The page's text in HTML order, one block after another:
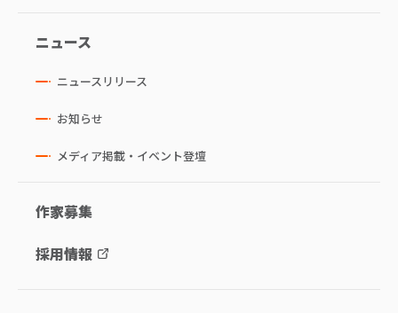
ニュース
ニュースリリース
お知らせ
メディア掲載・イベント登壇
作家募集
採用情報